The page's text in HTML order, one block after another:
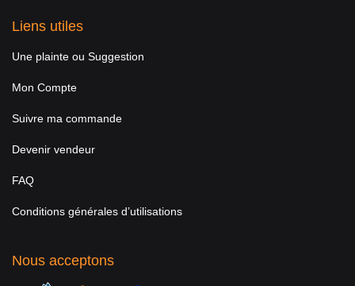
Liens utiles
Une plainte ou Suggestion
Mon Compte
Suivre ma commande
Devenir vendeur
FAQ
Conditions générales d’utilisations
Nous acceptons